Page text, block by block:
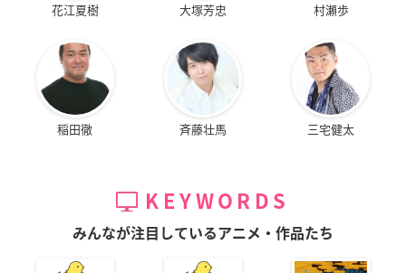
花江夏樹 大塚芳忠 村瀬歩
稲田徹 斉藤壮馬 三宅健太
KEYWORDS
みんなが注目しているアニメ・作品たち